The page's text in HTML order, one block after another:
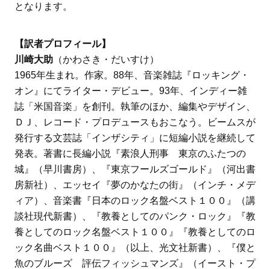
となります。
【訳者プロフィール】
川崎大助（かわさき・だいすけ）
1965年生まれ。作家。88年、音楽雑誌『ロッキング・
オン』にてライター・デビュー。93年、インディー雑
誌「米国音楽」を創刊。執筆のほか、編集やデザイン、
ＤＪ、レコード・プロデュースもおこなう。ビームスが
発行する文芸誌「インザシティ」に短編小説を継続して
発表。著書に長編小説『素浪人刑事 東京のふたつの
城』（早川書房）、『東京フールズゴールド』（河出書
房新社）、エッセイ『夢のかなたの街』（インチ・メデ
ィア）、音楽書『日本のロック名盤ベスト１００』（講
談社現代新書）、『教養としてのパンク・ロック』『教
養としてのロック名盤ベスト１００』『教養としてのロ
ック名曲ベスト１００』（以上、光文社新書）、『僕と
魚のブルーズ 評伝フィッシュマンズ』（イースト・プ